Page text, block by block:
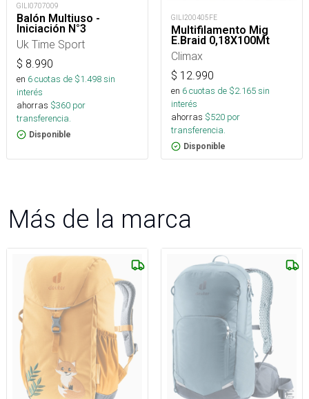
GILI0707009
Balón Multiuso -
Iniciación N°3
Uk Time Sport
$ 8.990
en 6cuotas de $1.498sin
interés
ahorras $360 por
transferencia.
Disponible
GILI200405FE
Multifilamento Mig
E.Braid 0,18X100Mt
Climax
$ 12.990
en 6cuotas de $2.165sin
interés
ahorras $520 por
transferencia.
Disponible
Más de la marca